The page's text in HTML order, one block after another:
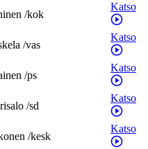
/kok
Katso
/vas
Katso
/ps
Katso
/sd
Katso
/kesk
Katso